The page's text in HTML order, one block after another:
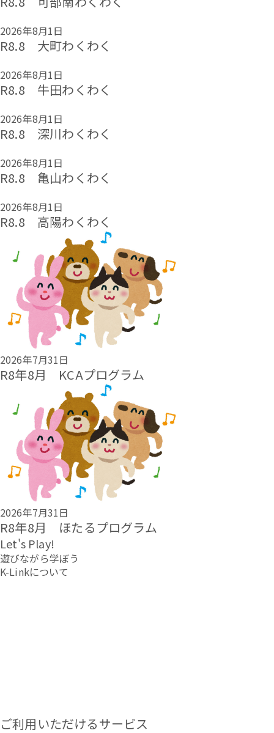
2026年8月1日
R8.8 大町わくわく
2026年8月1日
R8.8 牛田わくわく
2026年8月1日
R8.8 深川わくわく
2026年8月1日
R8.8 亀山わくわく
2026年8月1日
R8.8 高陽わくわく
2026年7月31日
R8年8月 KCAプログラム
2026年7月31日
R8年8月 ほたるプログラム
Let's Play!
遊びながら学ぼう
K-Linkについて
ご利用いただけるサービス